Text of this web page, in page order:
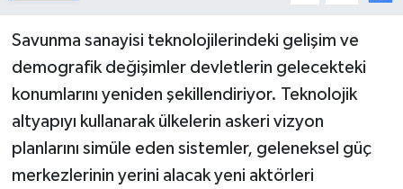
Savunma sanayisi teknolojilerindeki gelişim ve
demografik değişimler devletlerin gelecekteki
konumlarını yeniden şekillendiriyor. Teknolojik
altyapıyı kullanarak ülkelerin askeri vizyon
planlarını simüle eden sistemler, geleneksel güç
merkezlerinin yerini alacak yeni aktörleri